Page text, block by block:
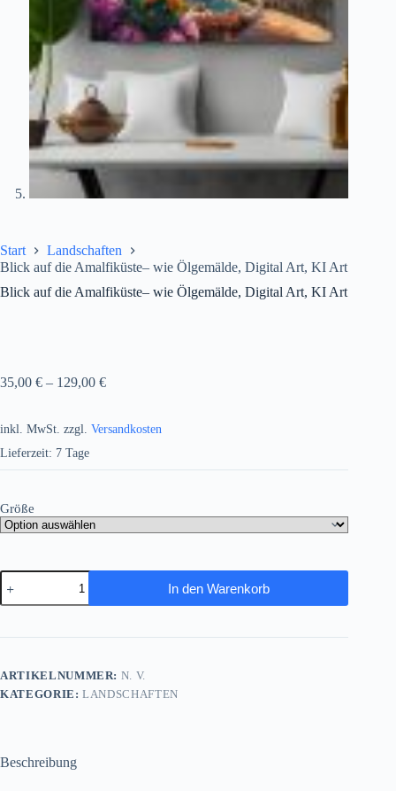
Start
Landschaften
Blick auf die Amalfiküste– wie Ölgemälde, Digital Art, KI Art
Blick auf die Amalfiküste– wie Ölgemälde, Digital Art, KI Art
35,00 € – 129,00 €
inkl. MwSt. zzgl. Versandkosten
Lieferzeit: 7 Tage
Größe
Blick
auf
die
wie
Art,
KI
In den Warenkorb
ARTIKELNUMMER: N. V.
KATEGORIE:LANDSCHAFTEN
Beschreibung